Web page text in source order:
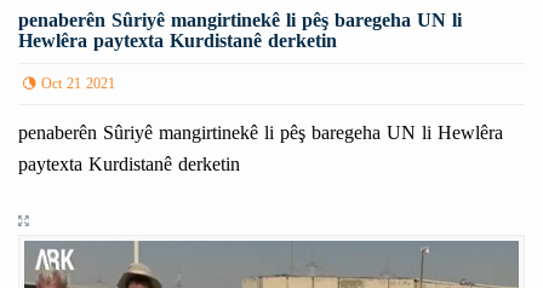
penaberên Sûriyê mangirtinekê li pêş baregeha UN li
Hewlêra paytexta Kurdistanê derketin
Oct 21 2021
penaberên Sûriyê mangirtinekê li pêş baregeha UN li Hewlêra
paytexta Kurdistanê derketin